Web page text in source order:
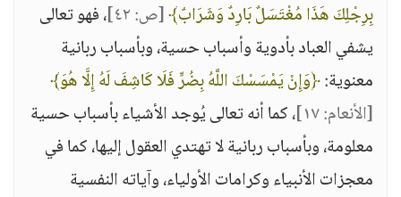
بِرِجْلِكَ هَذَا مُغْتَسَلٌ بَارِدٌ وَشَرَابٌ﴾[ص: ٤٢]
، فهو تعالى
يشفي العباد بأدوية وأسباب حسية، وبأسباب ربانية
معنوية:﴿وَإِنْ يَمْسَسْكَ اللَّهُ بِضُرٍّ فَلَا كَاشِفَ لَهُ إِلَّا هُوَ﴾
[الأنعام: ١٧]
، كما أنه تعالى يُوجد الأشياء بأسباب حسية
معلومة، وبأسباب ربانية لا تهتدي العقول إليها، كما في
معجزات الأنبياء وكرامات الأولياء، وآياته النفسية